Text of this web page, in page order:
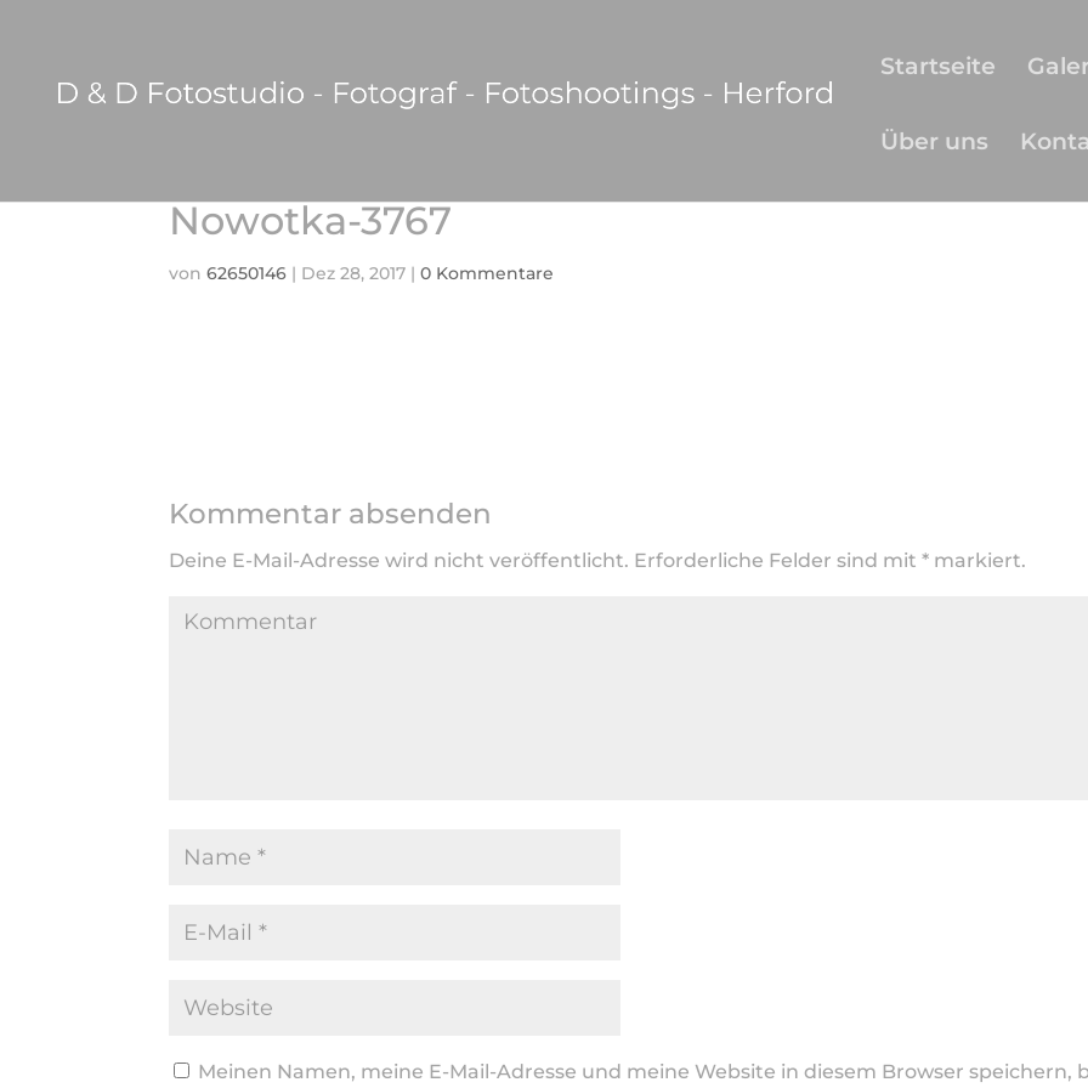
Startseite
Über uns
Nowotka-3767
von 62650146 | Dez 28, 2017 | 0 Kommentare
Kommentar absenden
Deine E-Mail-Adresse wird nicht veröffentlicht. Erforderliche Felder sind mit * markiert.
Meinen Namen, meine E-Mail-Adresse und meine Website in diesem Browser speichern,